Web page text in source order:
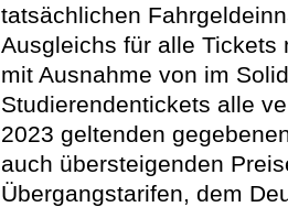
tatsächlichen
Ausgleichs für alle Tickets
mit Ausnahme von im
Studierendentickets alle
2023 geltenden
auch übersteigenden
Übergangstarifen, dem